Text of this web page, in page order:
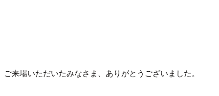
ご来場いただいたみなさま、ありがとうございました。